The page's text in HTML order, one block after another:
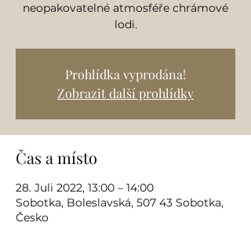
neopakovatelné atmosféře chrámové
lodi.
Prohlídka vyprodána!
Zobrazit další prohlídky
Čas a místo
28. Juli 2022, 13:00 – 14:00
Sobotka, Boleslavská, 507 43 Sobotka,
Česko